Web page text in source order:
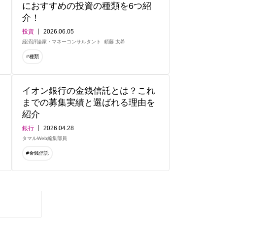
におすすめの投資の種類を6つ紹
介！
投資 2026.06.05
経済評論家・マネーコンサルタント 頼藤 太希
#種類
イオン銀行の金銭信託とは？これ
までの募集実績と選ばれる理由を
紹介
銀行 2026.04.28
タマルWeb編集部員
#金銭信託